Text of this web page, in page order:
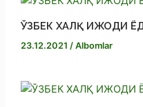
ЎЗБЕК ХАЛҚ ИЖОДИ
23.12.2021 / Albomlar